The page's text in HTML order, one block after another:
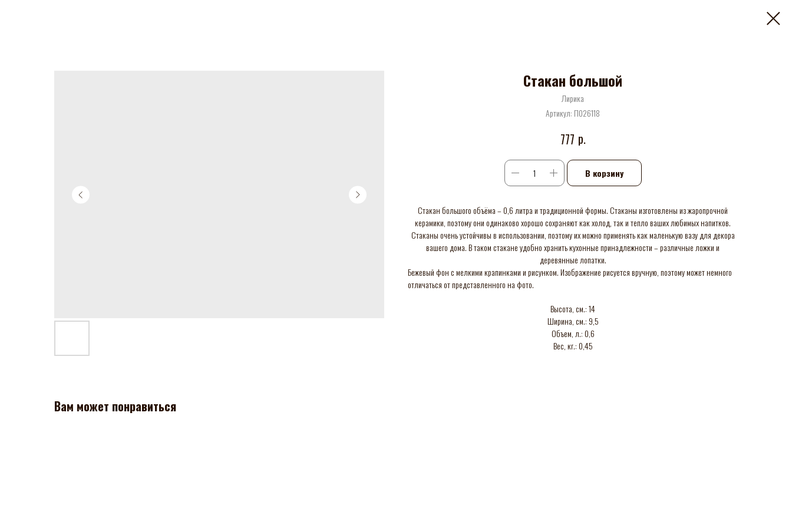
Стакан большой
Лирика
Артикул: П026118
777 р.
В корзину
Стакан большого объёма – 0,6 литра и традиционной формы. Стаканы изготовлены из жаропрочной
керамики, поэтому они одинаково хорошо сохраняют как холод, так и тепло ваших любимых напитков.
Стаканы очень устойчивы в использовании, поэтому их можно применять как маленькую вазу для декора
вашего дома. В таком стакане удобно хранить кухонные принадлежности – различные ложки и
деревянные лопатки.
Бежевый фон с мелкими крапинками и рисунком. Изображение рисуется вручную, поэтому может немного
отличаться от представленного на фото.
Высота, см.: 14
Ширина, см.: 9,5
Объем, л.: 0,6
Вес, кг.: 0,45
Вам может понравиться